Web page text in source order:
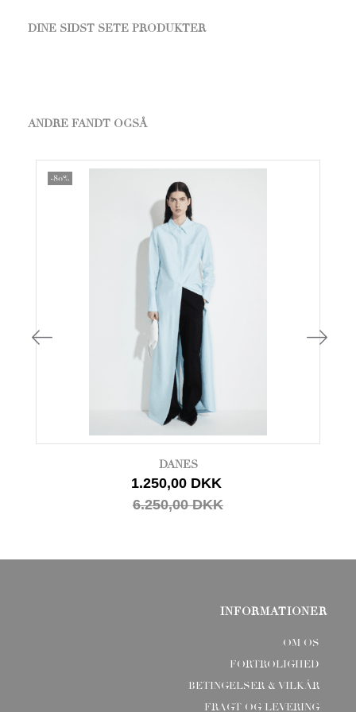
DINE SIDST SETE PRODUKTER
ANDRE FANDT OGSÅ
-80%
DANES
1.250,00 DKK
6.250,00 DKK
INFORMATIONER
OM OS
FORTROLIGHED
BETINGELSER & VILKÅR
FRAGT OG LEVERING